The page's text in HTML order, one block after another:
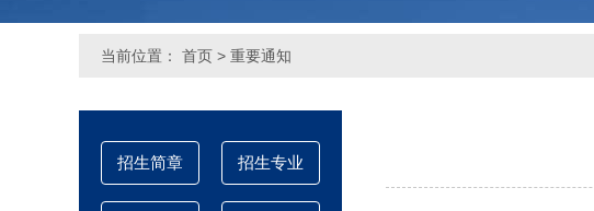
当前位置： 首页 > 重要通知
招生简章 招生专业